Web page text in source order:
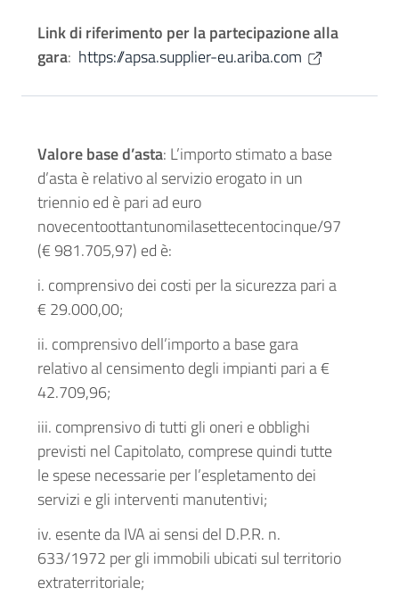
Link di riferimento per la partecipazione alla
gara: https://apsa.supplier-eu.ariba.com
Valore base d’asta: L’importo stimato a base
d’asta è relativo al servizio erogato in un
triennio ed è pari ad euro
novecentoottantunomilasettecentocinque/97
(€ 981.705,97) ed è:
i. comprensivo dei costi per la sicurezza pari a
€ 29.000,00;
ii. comprensivo dell’importo a base gara
relativo al censimento degli impianti pari a €
42.709,96;
iii. comprensivo di tutti gli oneri e obblighi
previsti nel Capitolato, comprese quindi tutte
le spese necessarie per l’espletamento dei
servizi e gli interventi manutentivi;
iv. esente da IVA ai sensi del D.P.R. n.
633/1972 per gli immobili ubicati sul territorio
extraterritoriale;